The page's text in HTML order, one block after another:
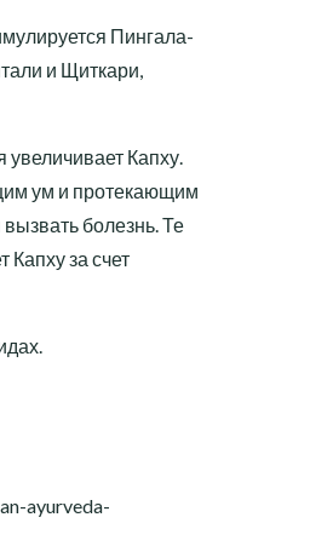
Пингала-
и Щиткари,
увеличивает Капху.
ум и протекающим
болезнь. Те
Капху за счет
ayurveda-